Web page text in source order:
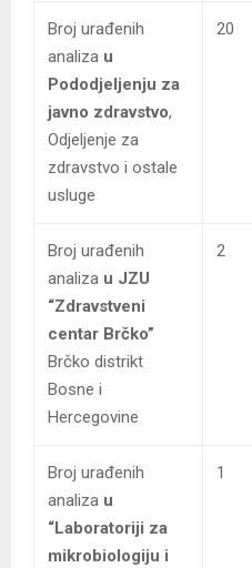
Broj urađenih
analiza u
Pododjeljenju za
javno zdravstvo,
Odjeljenje za
zdravstvo i ostale
usluge
20
Broj urađenih
analiza u JZU
“Zdravstveni
centar Brčko”
Brčko distrikt
Bosne i
Hercegovine
2
Broj urađenih
analiza u
“Laboratoriji za
mikrobiologiju i
1